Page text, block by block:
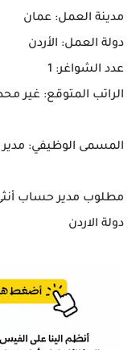
مدينة العمل: عمان
دولة العمل: الأردن
عدد الشواغر: 1
الراتب المتوقع: غير
المسمى الوظيفي:
دولة الاردن